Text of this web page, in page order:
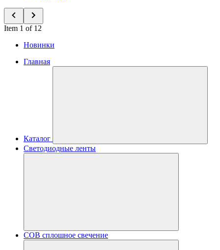
Item 1 of 12
Новинки
Главная
Каталог
Светодиодные ленты
COB сплошное свечение